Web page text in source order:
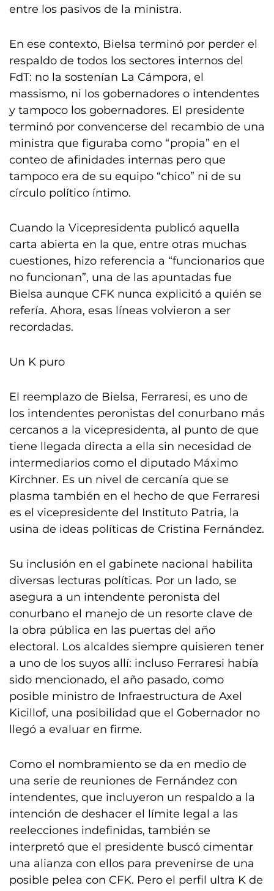
entre los pasivos de la ministra.
En ese contexto, Bielsa terminó por perder el
respaldo de todos los sectores internos del
FdT: no la sostenían La Cámpora, el
massismo, ni los gobernadores o intendentes
y tampoco los gobernadores. El presidente
terminó por convencerse del recambio de una
ministra que figuraba como “propia” en el
conteo de afinidades internas pero que
tampoco era de su equipo “chico” ni de su
círculo político íntimo.
Cuando la Vicepresidenta publicó aquella
carta abierta en la que, entre otras muchas
cuestiones, hizo referencia a “funcionarios que
no funcionan”, una de las apuntadas fue
Bielsa aunque CFK nunca explicitó a quién se
refería. Ahora, esas líneas volvieron a ser
recordadas.
Un K puro
El reemplazo de Bielsa, Ferraresi, es uno de
los intendentes peronistas del conurbano más
cercanos a la vicepresidenta, al punto de que
tiene llegada directa a ella sin necesidad de
intermediarios como el diputado Máximo
Kirchner. Es un nivel de cercanía que se
plasma también en el hecho de que Ferraresi
es el vicepresidente del Instituto Patria, la
usina de ideas políticas de Cristina Fernández.
Su inclusión en el gabinete nacional habilita
diversas lecturas políticas. Por un lado, se
asegura a un intendente peronista del
conurbano el manejo de un resorte clave de
la obra pública en las puertas del año
electoral. Los alcaldes siempre quisieren tener
a uno de los suyos allí: incluso Ferraresi había
sido mencionado, el año pasado, como
posible ministro de Infraestructura de Axel
Kicillof, una posibilidad que el Gobernador no
llegó a evaluar en firme.
Como el nombramiento se da en medio de
una serie de reuniones de Fernández con
intendentes, que incluyeron un respaldo a la
intención de deshacer el límite legal a las
reelecciones indefinidas, también se
interpretó que el presidente buscó cimentar
una alianza con ellos para prevenirse de una
posible pelea con CFK. Pero el perfil ultra K de